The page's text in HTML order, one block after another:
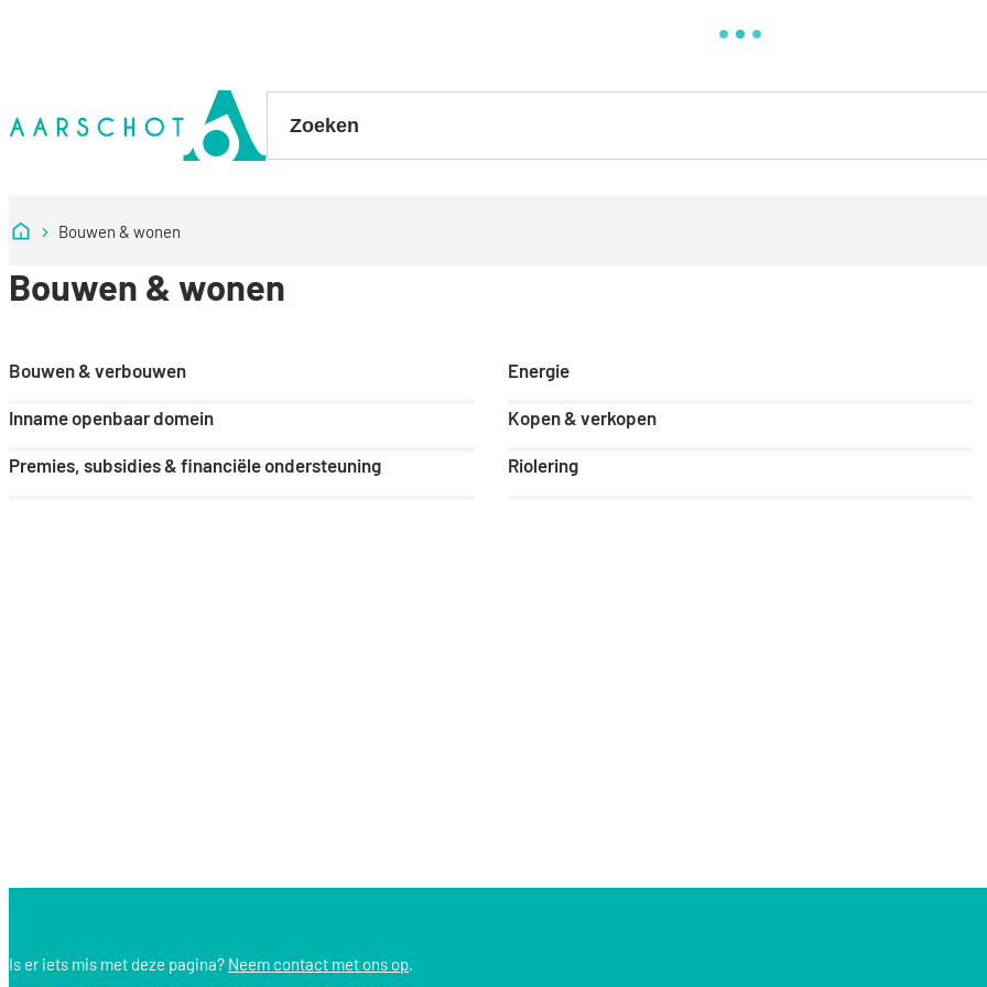
Startpagina
Bouwen & wonen
Bouwen & wonen
Bouwen & verbouwen Energie
Inname openbaar domein Kopen & verkopen
Premies, subsidies & financiële ondersteuning Riolering
Is er iets mis met deze pagina? Neem contact met ons op.